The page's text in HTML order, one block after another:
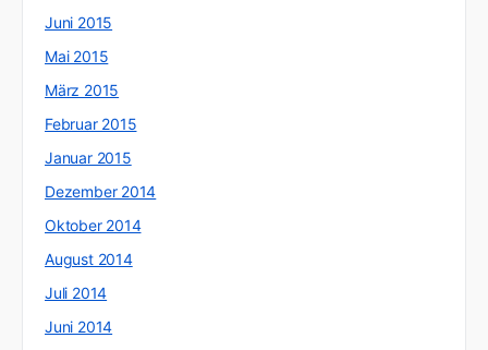
Juni 2015
Mai 2015
März 2015
Februar 2015
Januar 2015
Dezember 2014
Oktober 2014
August 2014
Juli 2014
Juni 2014